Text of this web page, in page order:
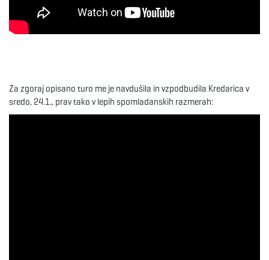
Za zgoraj opisano turo me je navdušila in vzpodbudila Kredarica v
sredo, 24.1., prav tako v lepih spomladanskih razmerah: